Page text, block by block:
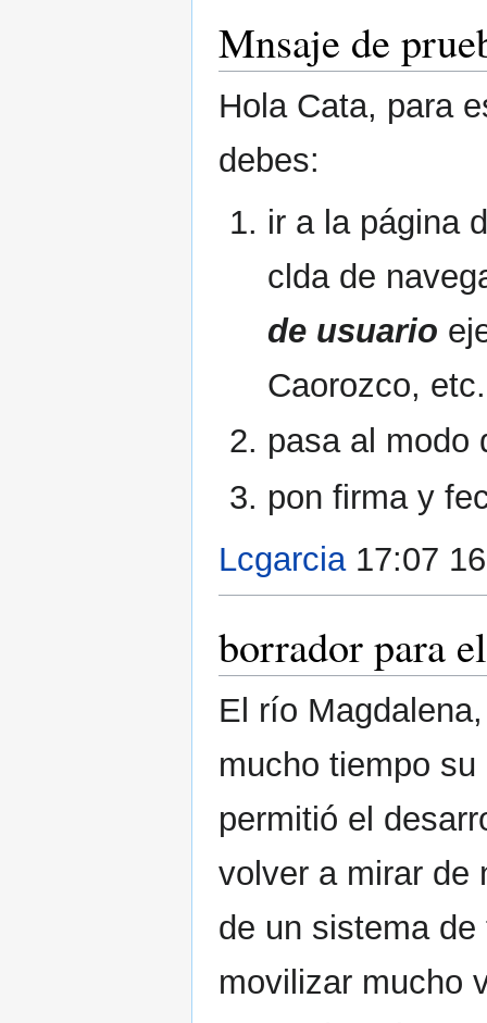
Mnsaje de
Hola Cata, para
debes:
ir a la página
clda de
de usuario
Caorozco, etc.
pasa al modo
pon firma y
Lcgarcia17:07
borrador para
El río
mucho tiempo
permitió el
volver a mirar de
de un sistema
movilizar mucho